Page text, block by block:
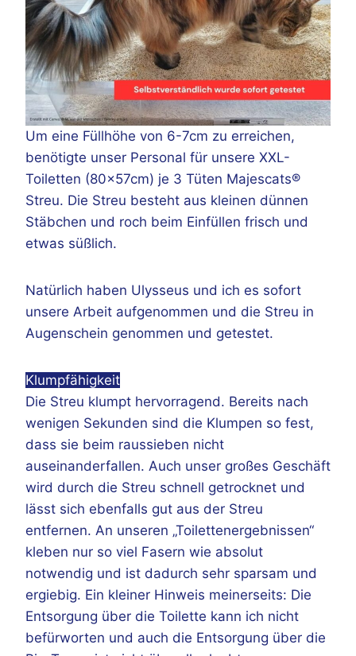
Um eine Füllhöhe von 6-7cm zu erreichen,
benötigte unser Personal für unsere XXL-
Toiletten (80x57cm) je 3 Tüten Majescats®
Streu. Die Streu besteht aus kleinen dünnen
Stäbchen und roch beim Einfüllen frisch und
etwas süßlich.
Natürlich haben Ulysseus und ich es sofort
unsere Arbeit aufgenommen und die Streu in
Augenschein genommen und getestet.
Klumpfähigkeit
Die Streu klumpt hervorragend. Bereits nach
wenigen Sekunden sind die Klumpen so fest,
dass sie beim raussieben nicht
auseinanderfallen. Auch unser großes Geschäft
wird durch die Streu schnell getrocknet und
lässt sich ebenfalls gut aus der Streu
entfernen. An unseren „Toilettenergebnissen“
kleben nur so viel Fasern wie absolut
notwendig und ist dadurch sehr sparsam und
ergiebig. Ein kleiner Hinweis meinerseits: Die
Entsorgung über die Toilette kann ich nicht
befürworten und auch die Entsorgung über die